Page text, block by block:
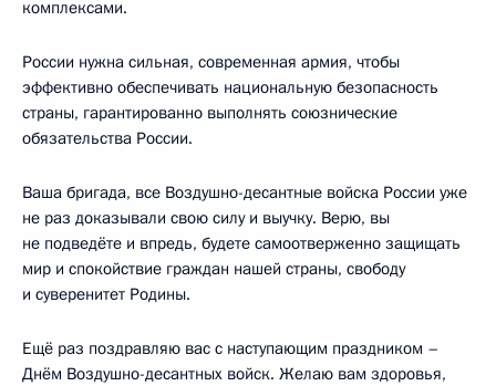
комплексами.
России нужна сильная, современная армия, чтобы
эффективно обеспечивать национальную безопасность
страны, гарантированно выполнять союзнические
обязательства России.
Ваша бригада, все Воздушно-десантные войска России уже
не раз доказывали свою силу и выучку. Верю, вы
не подведёте и впредь, будете самоотверженно защищать
мир и спокойствие граждан нашей страны, свободу
и суверенитет Родины.
Ещё раз поздравляю вас с наступающим праздником –
Днём Воздушно-десантных войск. Желаю вам здоровья,